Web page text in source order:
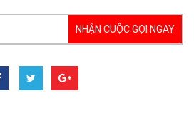
NHẬN CUỘC GỌI NGAY